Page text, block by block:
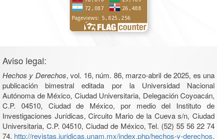
Aviso legal:
Hechos y Derechos, vol. 16, núm. 86, marzo-abril de 2025, es una
publicación bimestral editada por la Universidad Nacional
Autónoma de México, Ciudad Universitaria, Delegación Coyoacán,
C.P. 04510, Ciudad de México, por medio del Instituto de
Investigaciones Jurídicas, Circuito Mario de la Cueva s/n, Ciudad
Universitaria, C.P. 04510, Ciudad de México, Tel. (52) 55 56 22 74
74, http://revistas.juridicas.unam.mx/index.php/hechos-y-derechos.